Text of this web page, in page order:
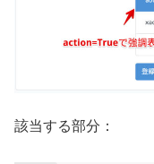
該当する部分：